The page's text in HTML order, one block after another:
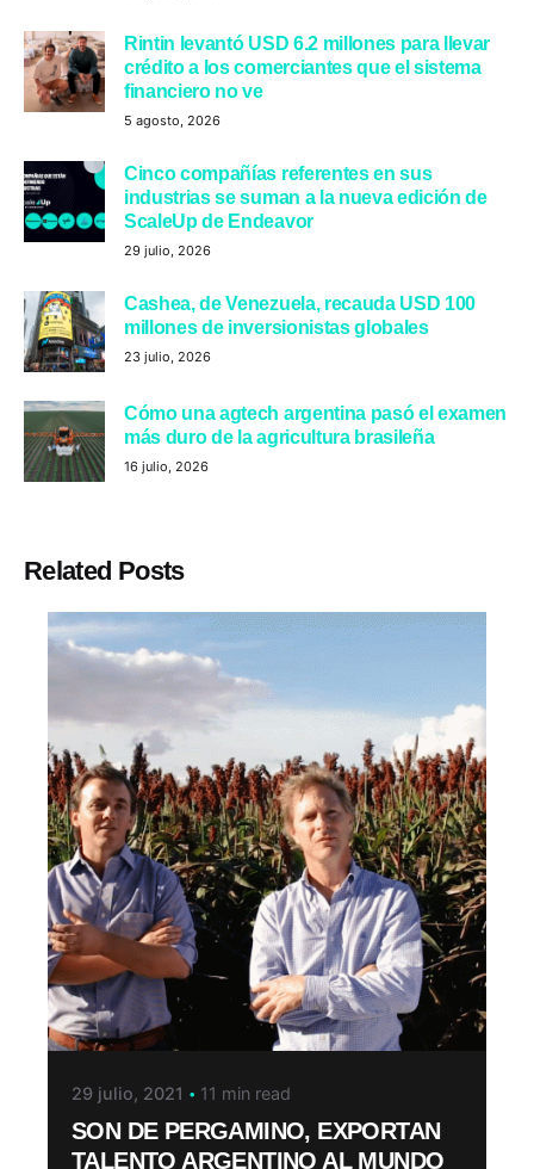
Rintin levantó USD 6.2 millones para llevar
crédito a los comerciantes que el sistema
financiero no ve
5 agosto, 2026
Cinco compañías referentes en sus
industrias se suman a la nueva edición de
ScaleUp de Endeavor
29 julio, 2026
Cashea, de Venezuela, recauda USD 100
millones de inversionistas globales
23 julio, 2026
Cómo una agtech argentina pasó el examen
más duro de la agricultura brasileña
16 julio, 2026
Related Posts
29 julio, 2021 11 min read
SON DE PERGAMINO, EXPORTAN
TALENTO ARGENTINO AL MUNDO